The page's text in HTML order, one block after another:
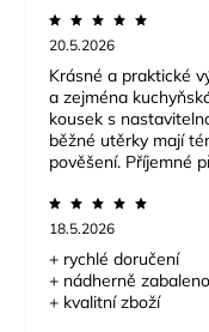
20.5.2026
Krásné a praktické
a zejména
kousek s
běžné utěrky mají
pověšení. Příjemné
18.5.2026
+ rychlé doručení
+ nádherně zabaleno
+ kvalitní zboží